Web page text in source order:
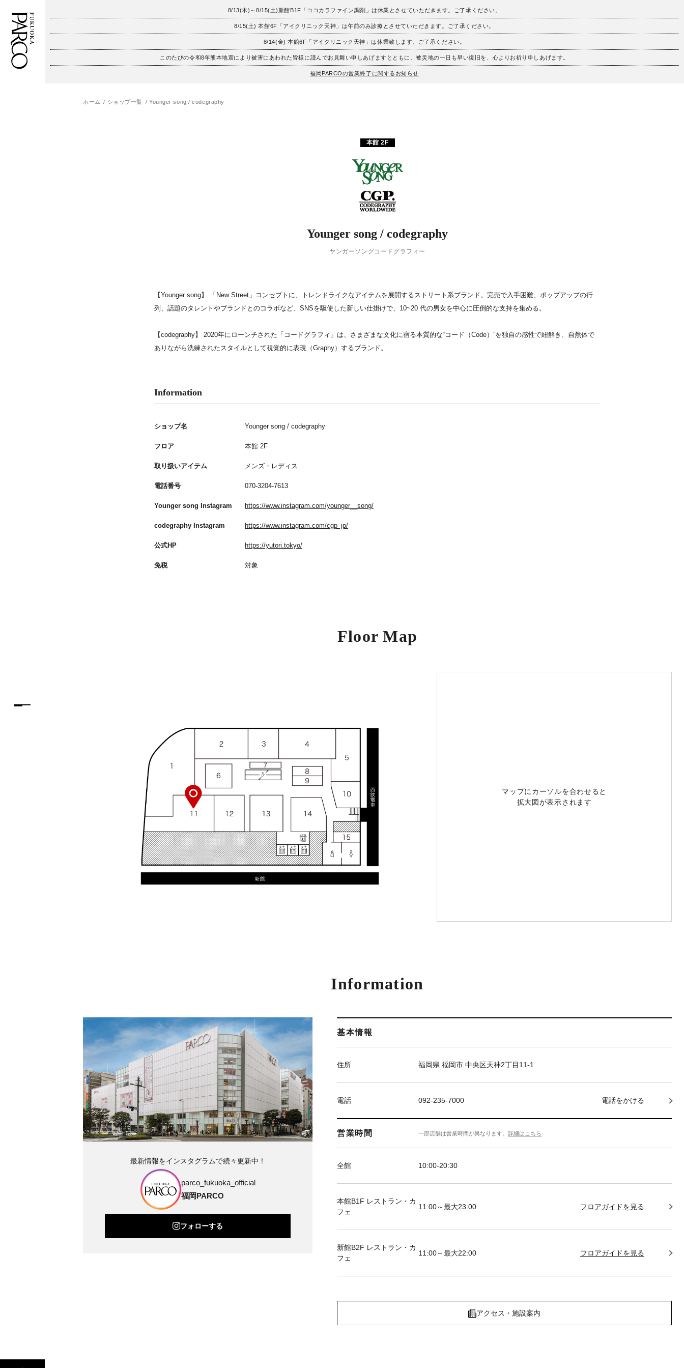
8/13(木)～8/15(土)新館B1F「ココカラファイン調剤」は休業とさせていただきます。ご了承ください。
8/15(土) 本館6F「アイクリニック天神」は午前のみ診療とさせていただきます。ご了承ください。
8/14(金) 本館6F「アイクリニック天神」は休業致します。ご了承ください。
このたびの令和8年熊本地震により被害にあわれた皆様に謹んでお見舞い申しあげますとともに、被災地の一日も早い復旧を、心よりお祈り申しあげます。
福岡PARCOの営業終了に関するお知らせ
施設案内・アクセス
ホーム ショップ一覧 Younger song / codegraphy
本館 2F
Younger song / codegraphy
ヤンガーソングコードグラフィー
【Younger song】 「New Street」コンセプトに、トレンドライクなアイテムを展開するストリート系ブランド。完売で入手困難、ポップアップの行
列、話題のタレントやブランドとのコラボなど、SNSを駆使した新しい仕掛けで、10~20 代の男女を中心に圧倒的な支持を集める。
【codegraphy】 2020年にローンチされた「コードグラフィ」は、さまざまな文化に宿る本質的な“コード（Code）”を独自の感性で紐解き、自然体で
ありながら洗練されたスタイルとして視覚的に表現（Graphy）するブランド。
Information
ショップ名 Younger song / codegraphy
フロア 本館 2F
取り扱いアイテム メンズ・レディス
電話番号 070-3204-7613
Younger song Instagram https://www.instagram.com/younger__song/
codegraphy Instagram https://www.instagram.com/cgp_jp/
公式HP https://yutori.tokyo/
免税 対象
Floor Map
マップにカーソルを合わせると
拡大図が表示されます
Information
基本情報
住所 福岡県 福岡市 中央区天神2丁目11-1
電話 092-235-7000 電話をかける
営業時間 一部店舗は営業時間が異なります。詳細はこちら
全館 10:00-20:30
本館B1F レストラン・カ
フェ
11:00～最大23:00 フロアガイドを見る
新館B2F レストラン・カ
フェ
11:00～最大22:00 フロアガイドを見る
アクセス・施設案内
最新情報をインスタグラムで続々更新中！
parco_fukuoka_official
福岡PARCO
フォローする